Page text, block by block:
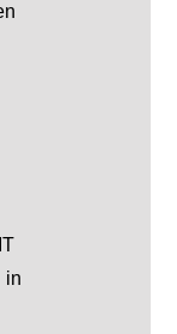
in